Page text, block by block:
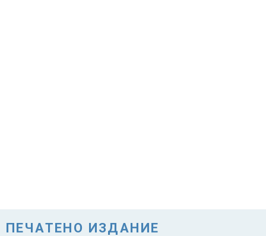
ПЕЧАТЕНО ИЗДАНИЕ